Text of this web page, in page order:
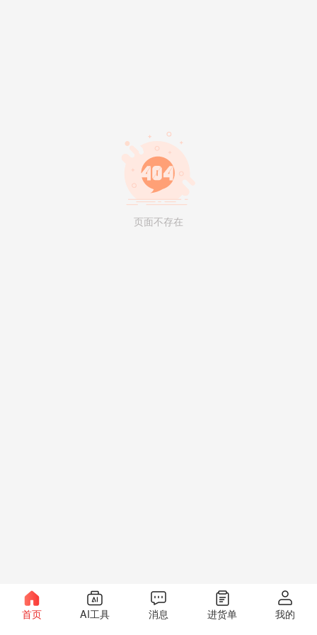
页面不存在
首页 AI工具 消息 进货单 我的